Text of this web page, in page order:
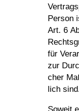
Person
Art. 6
für
zur
cher
lich